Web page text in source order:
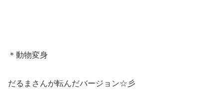
＊動物変身
だるまさんが転んだバージョン☆彡